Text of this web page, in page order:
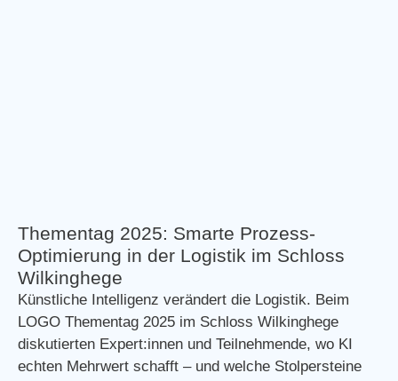
Thementag 2025: Smarte Prozess-
Optimierung in der Logistik im Schloss
Wilkinghege
Künstliche Intelligenz verändert die Logistik. Beim
LOGO Thementag 2025 im Schloss Wilkinghege
diskutierten Expert:innen und Teilnehmende, wo KI
echten Mehrwert schafft – und welche Stolpersteine